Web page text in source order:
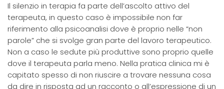
Il silenzio in terapia fa parte dell’ascolto attivo del
terapeuta, in questo caso è impossibile non far
riferimento alla psicoanalisi dove è proprio nelle “non
parole” che si svolge gran parte del lavoro terapeutico.
Non a caso le sedute più produttive sono proprio quelle
dove il terapeuta parla meno. Nella pratica clinica mi è
capitato spesso di non riuscire a trovare nessuna cosa
da dire in risposta ad un racconto o all’espressione di un